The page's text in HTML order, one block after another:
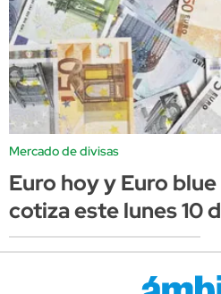
Mercado de divisas
Euro hoy y Euro
cotiza este lunes 10